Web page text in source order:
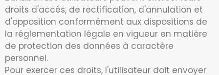
droits d'accès, de rectification, d'annulation et
d'opposition conformément aux dispositions de
la réglementation légale en vigueur en matière
de protection des données à caractère
personnel.
Pour exercer ces droits, l'utilisateur doit envoyer